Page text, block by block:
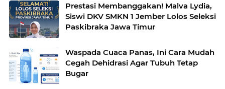
Prestasi Membanggakan! Malva Lydia,
Siswi DKV SMKN 1 Jember Lolos Seleksi
Paskibraka Jawa Timur
Waspada Cuaca Panas, Ini Cara Mudah
Cegah Dehidrasi Agar Tubuh Tetap
Bugar